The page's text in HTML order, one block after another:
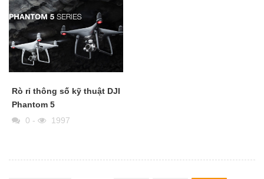
Rò rỉ thông số kỹ thuật DJI
Phantom 5
0 - 1997